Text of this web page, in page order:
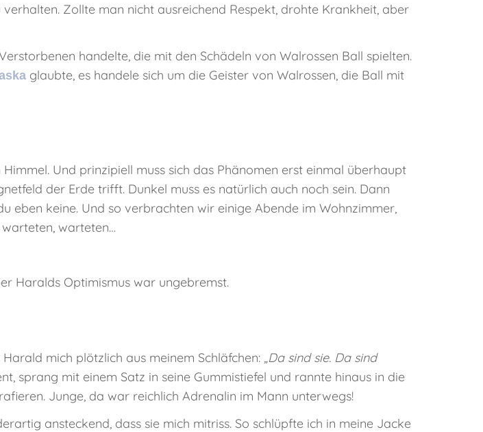
Zollte man nicht ausreichend Respekt, drohte Krankheit, aber
handelte, die mit den Schädeln von Walrossen Ball spielten.
glaubte, es handele sich um die Geister von Walrossen, die Ball mit
Und prinzipiell muss sich das Phänomen erst einmal überhaupt
der Erde trifft. Dunkel muss es natürlich auch noch sein. Dann
eben keine. Und so verbrachten wir einige Abende im Wohnzimmer,
warteten…
Haralds Optimismus war ungebremst.
mich plötzlich aus meinem Schläfchen: „Da sind sie. Da sind
sprang mit einem Satz in seine Gummistiefel und rannte hinaus in die
Junge, da war reichlich Adrenalin im Mann unterwegs!
ansteckend, dass sie mich mitriss. So schlüpfte ich in meine Jacke